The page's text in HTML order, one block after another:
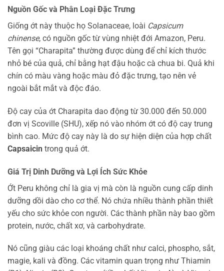
Nguồn Gốc và Phân Loại Đặc Trưng
Giống ớt này thuộc họ Solanaceae, loài Capsicum
chinense, có nguồn gốc từ vùng nhiệt đới Amazon, Peru.
Tên gọi “Charapita” thường được dùng để chỉ kích thước
nhỏ bé của quả, chỉ bằng hạt đậu hoặc cà chua bi. Quả khi
chín có màu vàng hoặc màu đỏ đặc trưng, tạo nên vẻ
ngoài bắt mắt và độc đáo.
Độ cay của ớt Charapita dao động từ 30.000 đến 50.000
đơn vị Scoville (SHU), xếp nó vào nhóm ớt có độ cay trung
bình cao. Mức độ cay này là do sự hiện diện của hợp chất
Capsaicin trong quả ớt.
Giá Trị Dinh Dưỡng và Lợi Ích Sức Khỏe
Ớt Peru không chỉ là gia vị mà còn là nguồn cung cấp dinh
dưỡng dồi dào cho cơ thể. Nó chứa nhiều thành phần thiết
yếu cho sức khỏe con người. Các thành phần này bao gồm
protein, nước, chất xơ, và carbohydrate.
Nó cũng giàu các loại khoáng chất như calci, phospho, sắt,
magie, kali và đồng. Các vitamin quan trọng như Thiamin